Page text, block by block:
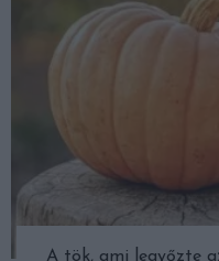
A tök, ami legyőzte